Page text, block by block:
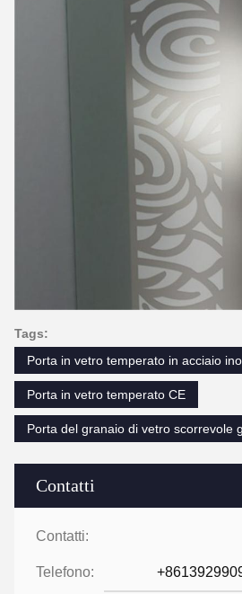
Contatti
Contatti:
Telefono:
Tags:
Porta in vetro temperato in acciaio
Porta in vetro temperato CE
Porta del granaio di vetro scorrevole